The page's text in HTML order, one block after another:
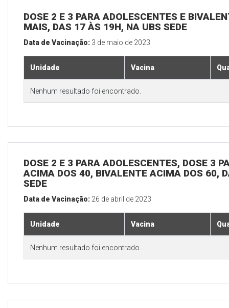
DOSE 2 E 3 PARA ADOLESCENTES E
MAIS, DAS 17 ÀS 19H, NA UBS SEDE
Data de Vacinação: 3 de maio de 2023
Unidade Vacina
Nenhum resultado foi encontrado.
DOSE 2 E 3 PARA ADOLESCENTES, DOSE 3
ACIMA DOS 40, BIVALENTE ACIMA DOS 60,
SEDE
Data de Vacinação: 26 de abril de 2023
Unidade Vacina
Nenhum resultado foi encontrado.